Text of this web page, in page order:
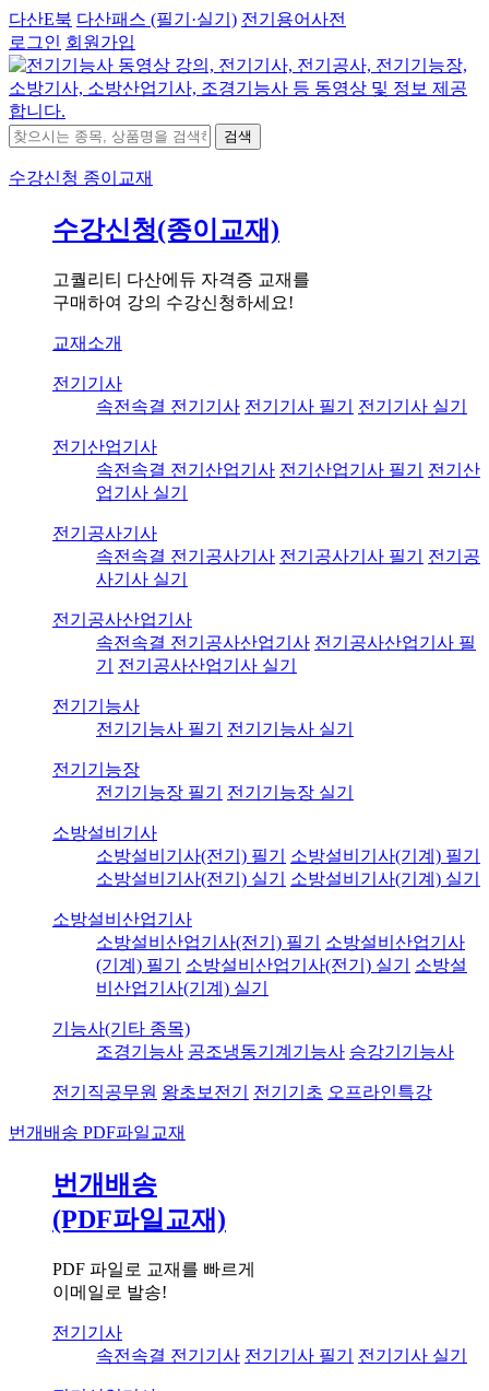
다산E북 다산패스 (필기·실기) 전기용어사전
로그인 회원가입
검색
수강신청 종이교재
수강신청(종이교재)
고퀄리티 다산에듀 자격증 교재를
구매하여 강의 수강신청하세요!
교재소개
전기기사
속전속결 전기기사 전기기사 필기 전기기사 실기
전기산업기사
속전속결 전기산업기사 전기산업기사 필기
전기산
업기사 실기
전기공사기사
속전속결 전기공사기사 전기공사기사 필기
전기공
사기사 실기
전기공사산업기사
속전속결 전기공사산업기사 전기공사산업기사 필
기
전기공사산업기사 실기
전기기능사
전기기능사 필기
전기기능사 실기
전기기능장
전기기능장 필기
전기기능장 실기
소방설비기사
소방설비기사(전기) 필기
소방설비기사(기계) 필기
소방설비기사(전기) 실기
소방설비기사(기계) 실기
소방설비산업기사
소방설비산업기사(전기) 필기
소방설비산업기사
(기계) 필기
소방설비산업기사(전기) 실기
소방설
비산업기사(기계) 실기
기능사(기타 종목)
조경기능사 공조냉동기계기능사 승강기기능사
전기직공무원 왕초보전기 전기기초 오프라인특강
번개배송 PDF파일교재
번개배송
(PDF파일교재)
PDF 파일로 교재를 빠르게
이메일로 발송!
전기기사
속전속결 전기기사 전기기사 필기 전기기사 실기